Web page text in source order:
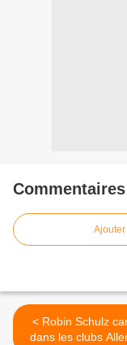
Commentaires
< Robin Schulz cartonne
dans les clubs